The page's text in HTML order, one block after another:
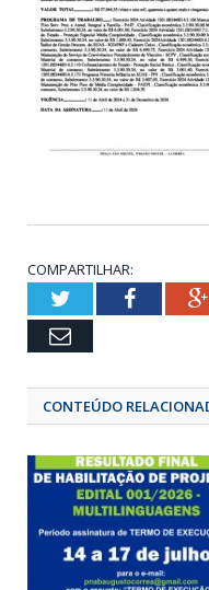
COMPARTILHAR:
Twitter
Email
CONTEÚDO